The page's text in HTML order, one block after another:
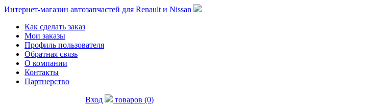
Интернет-магазин автозапчастей для Renault и Nissan
Как сделать заказ
Мои заказы
Профиль пользователя
Обратная связь
О компании
Контакты
Партнерство
Вход товаров (0)